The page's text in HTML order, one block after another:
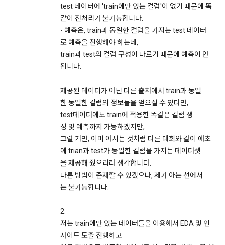
“회사”는 “회원”이 게시하거나 등록하는 내용물이 다음 각 호에
해당된다고 판단되는 경우 사전 통지 없이 삭제할 수 있다.
가. 다른 “회원” 또는 제3자의 명예를 손상시키는 내용인 경우
나. 국가의 안전을 위태롭게 하는 내용인 경우
다. 공공의 안녕질서 및 미풍양속을 해치는 내용인 경우
마. 범죄행위 및 기타 법률에서 금지하는 내용인 경우
바. 광고성 게시물을 무단 게재한 경우
제 24 조 (대회)
1. 각 대회에는 주최사 및 "회사”가 설정한 별도의 대회 규칙이
사전 게시돼야 한다.
3. 주최사는 대회 운영을 위한 데이터를 “회사”에 제공하고, “회
사”는 이를 가공한 데이터 세트를 게시한다. 다만 “회사”는 “호스
"회사"는 이용자 요청에 의해 해지 또는 삭제된 개인정보는 '4.
개인정보의 보유 및 이용기간'에 명시된 바에 따라 처리하고 그
외의 용도로 열람 또는 이용할 수 없도록 처리하고 있습니다.
13. 개인정보 처리 부서 및 민원서비스
지정하고 있습니다.
-개인정보 처리부서 : 데이콘 지원팀 dacon@dacon.io
기타 개인정보에 관한 상담이 필요한 경우에는 아래 기관에 문
의하실 수 있습니다.
-개인정보침해신고센터: http://privacy.kisa.or.kr/ 국번없이
-대검찰청 사이버수사과: http://www.spo.go.kr/ 국번없이
-경찰청 사이버안전국:  http://www.police.go.kr/ 국번없이 182
test 데이터에 'train에만 있는 컬럼'이 없기 때문에 똑
같이 전처리가 불가능합니다.
- 예측은, train과 동일한 컬럼을 가지는 test 데이터
로 예측을 진행해야 하는데,
train과 test의 컬럼 구성이 다르기 때문에 예측이 안
됩니다.
제공된 데이터가 아닌 다른 출처에서 train과 동일
한 동일한 컬럼의 정보들을 얻으실 수 있다면,
test데이터에도 train에 적용한 똑같은 컬럼 생
성 및 예측까지 가능하겠지만,
그럴 거면, 이미 아시는 것처럼 다른 대회와 같이 애초
에 trian과 test가 동일한 컬럼을 가지는 데이터셋
을 제공해 줬으리라 생각합니다.
다른 방법이 존재할 수 있겠으나, 제가 아는 선에서
는 불가능합니다.
2.
저는 train에만 있는 데이터들을 이용해서 EDA 및 인
사이트 도출 진행하고